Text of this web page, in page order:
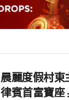
晨麗度假村
律賓首富寶座